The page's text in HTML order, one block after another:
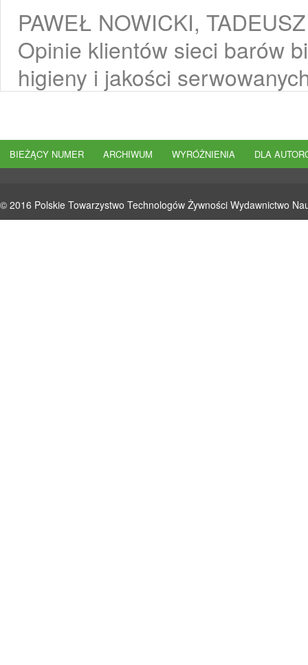
PAWEŁ NOWICKI,
Opinie klientów sieci barów
higieny i jakości
BIEŻĄCY NUMER ARCHIWUM WYRÓŻNIENIA DLA
© 2016 Polskie Towarzystwo Technologów Żywności Wydawnictwo